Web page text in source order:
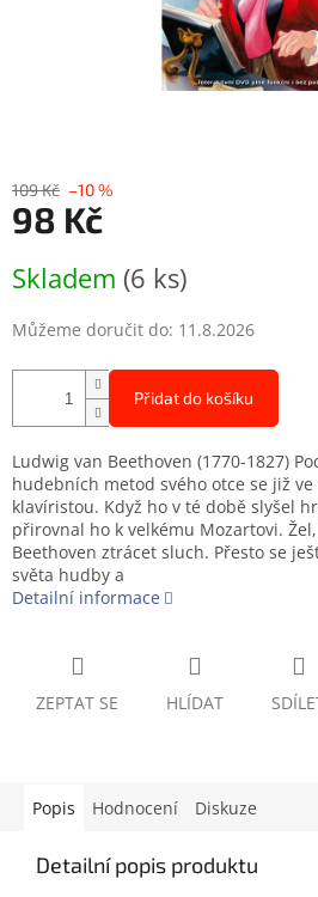
109 Kč –10 %
98 Kč
cena:
Skladem (6 ks)
Můžeme doručit do: 11.8.2026
Přidat do košíku
Ludwig van Beethoven (1770-1827)
hudebních metod svého otce se již
klavíristou. Když ho v té době slyšel
přirovnal ho k velkému Mozartovi.
Beethoven ztrácet sluch. Přesto se
světa hudby a
Detailní informace
ZEPTAT SE HLÍDAT
Popis Hodnocení Diskuze
Detailní popis produktu